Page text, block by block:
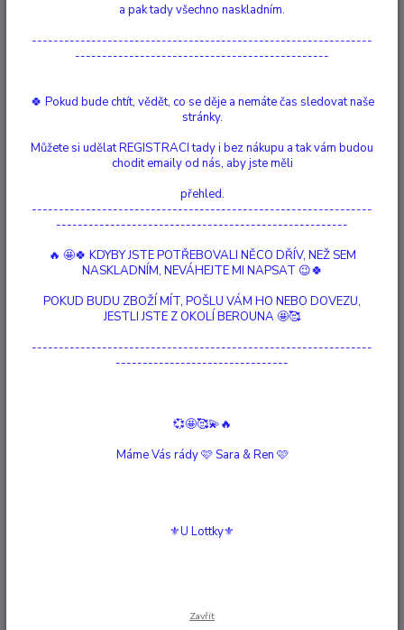
Rádi by jste obdarovali Vaše blízké něčím z našeho obchůdku, ale nejste
si jisti, co by jim udělalo největší radost? V tom případě je tento Dárkový
Poukaz to pravé ♥ Poukaz je na veškerý sortiment našeho kamenného
vydání. Pla... celý popis
Dostupnost Skladem 8 ks
300 Kč/ks
Přidat do košíku
001
a pak tady všechno naskladním.
---------------------------------------------------------------
-----------------------------------------------
🍀 Pokud bude chtít, vědět, co se děje a nemáte čas sledovat naše
stránky.
Můžete si udělat REGISTRACI tady i bez nákupu a tak vám budou
chodit emaily od nás, aby jste měli
přehled.
---------------------------------------------------------------
------------------------------------------------------
🔥 🤩🍀 KDYBY JSTE POTŘEBOVALI NĚCO DŘÍV, NEŽ SEM
NASKLADNÍM, NEVÁHEJTE MI NAPSAT 😉🍀
POKUD BUDU ZBOŽÍ MÍT, POŠLU VÁM HO NEBO DOVEZU,
JESTLI JSTE Z OKOLÍ BEROUNA 🤩🥰
---------------------------------------------------------------
--------------------------------
💞🤩🥰💫🔥
Máme Vás rády 🩷 Sara & Ren 🩷
⚜️U Lottky⚜️
Zavřít